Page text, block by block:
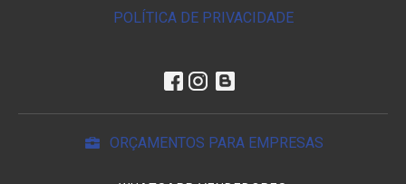
POLÍTICA DE PRIVACIDADE
ORÇAMENTOS PARA EMPRESAS